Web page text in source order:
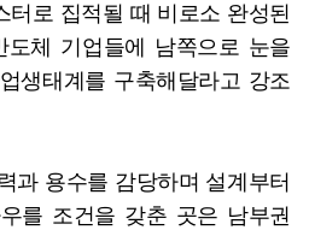
터로 집적될 때 비로소 완성된
체 기업들에 남쪽으로 눈을
생태계를 구축해달라고 강조
과 용수를 감당하며 설계부터
를 조건을 갖춘 곳은 남부권